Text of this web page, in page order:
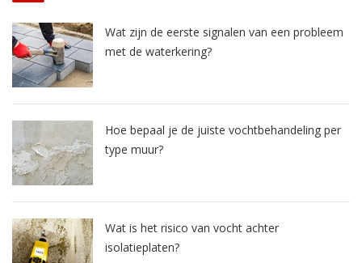
Wat zijn de eerste signalen van een probleem
met de waterkering?
Hoe bepaal je de juiste vochtbehandeling per
type muur?
Wat is het risico van vocht achter
isolatieplaten?